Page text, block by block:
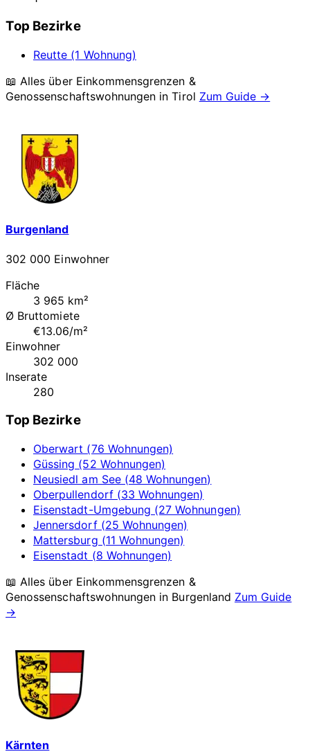
Top Bezirke
Reutte (1 Wohnung)
📖 Alles über Einkommensgrenzen &
Genossenschaftswohnungen inTirol Zum Guide →
Burgenland
302 000 Einwohner
Fläche
3 965 km²
Ø Bruttomiete
€13.06/m²
Einwohner
302 000
Inserate
280
Top Bezirke
Oberwart (76 Wohnungen)
Güssing (52 Wohnungen)
Neusiedl am See (48 Wohnungen)
Oberpullendorf (33 Wohnungen)
Eisenstadt-Umgebung (27 Wohnungen)
Jennersdorf (25 Wohnungen)
Mattersburg (11 Wohnungen)
Eisenstadt (8 Wohnungen)
📖 Alles über Einkommensgrenzen &
Genossenschaftswohnungen in Burgenland Zum Guide
→
Kärnten